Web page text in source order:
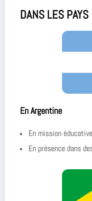
DANS LES PAYS
En Argentine
En mission éducative
En présence dans